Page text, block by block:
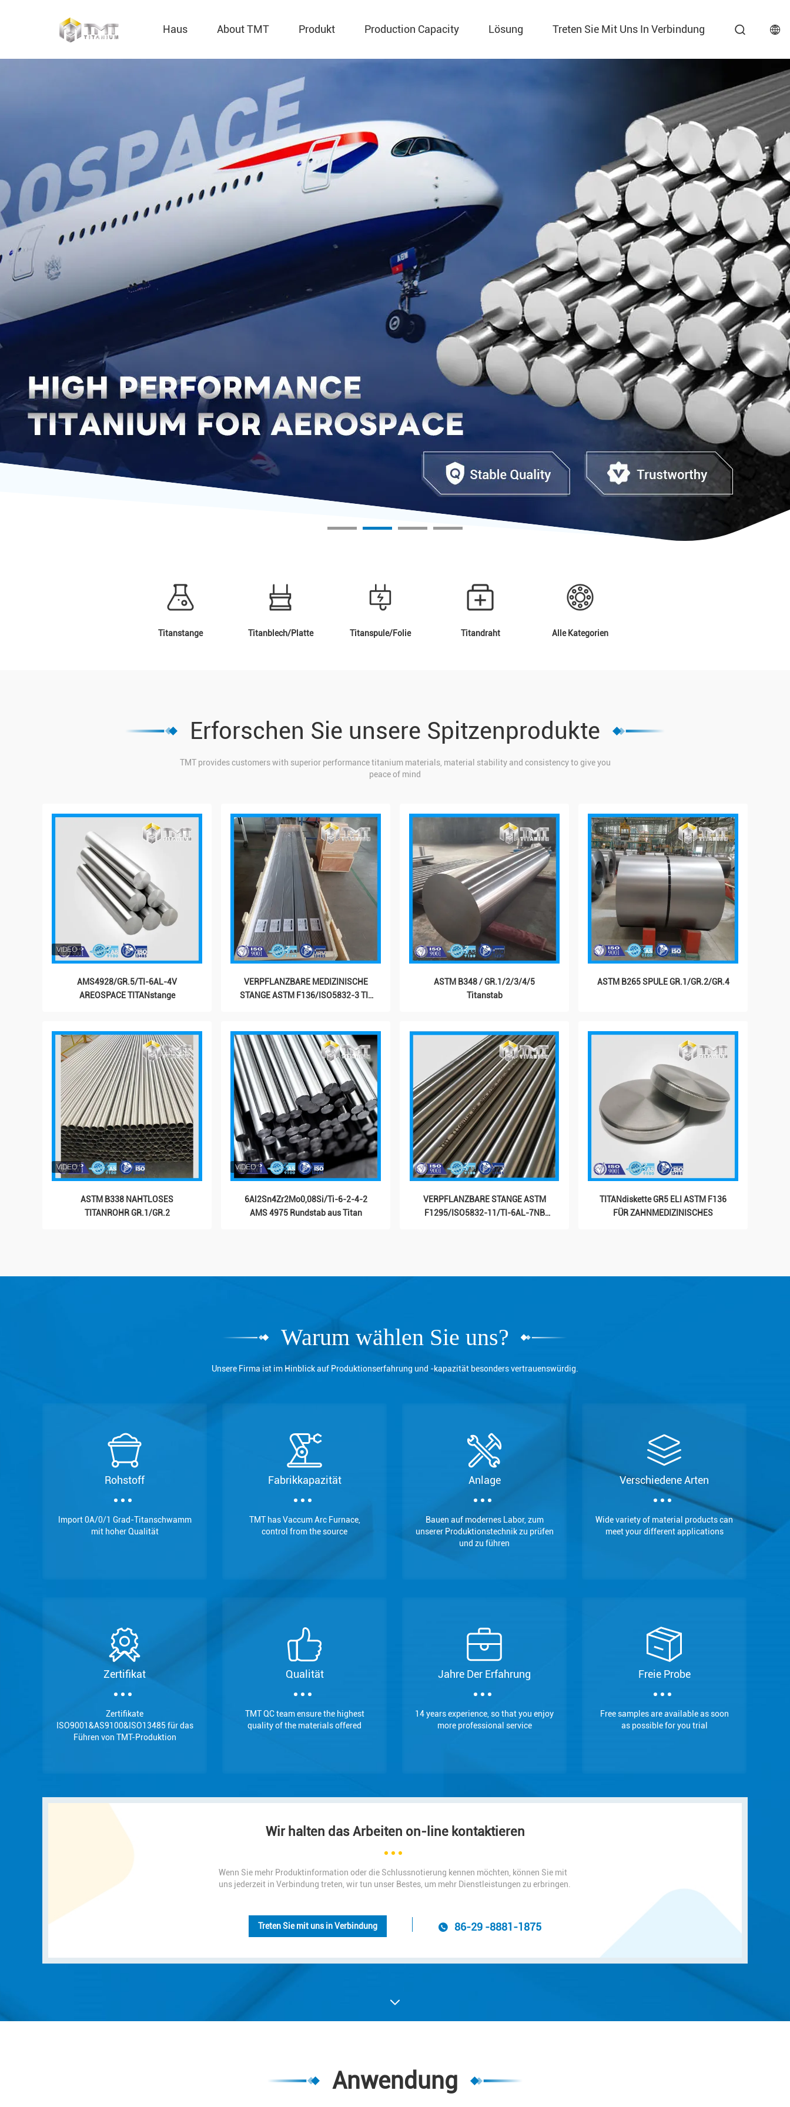
Haus About TMT Produkt Production Capacity Lösung Treten Sie Mit Uns In Verbindung
Titanstange Titanblech/Platte Titanspule/Folie Titandraht Alle Kategorien
Erforschen Sie unsere Spitzenprodukte
TMT provides customers with superior performance titanium materials, material stability and consistency to give you
peace of mind
AMS4928/GR.5/TI-6AL-4V
AREOSPACE TITANstange
VERPFLANZBARE MEDIZINISCHE
STANGE ASTM F136/ISO5832-3 TI-
ASTM B348 / GR.1/2/3/4/5
Titanstab
ASTM B265 SPULE GR.1/GR.2/GR.4
ASTM B338 NAHTLOSES
TITANROHR GR.1/GR.2
6Al2Sn4Zr2Mo0,08Si/Ti-6-2-4-2
AMS 4975 Rundstab aus Titan
VERPFLANZBARE STANGE ASTM
F1295/ISO5832-11/TI-6AL-7NB
TITANdiskette GR5 ELI ASTM F136
FÜR ZAHNMEDIZINISCHES
Warum wählen Sie uns?
Unsere Firma ist im Hinblick auf Produktionserfahrung und -kapazität besonders vertrauenswürdig.
Rohstoff
lmport 0A/0/1 Grad-Titanschwamm
mit hoher Qualität
Fabrikkapazität
TMT has Vaccum Arc Furnace,
control from the source
Anlage
Bauen auf modernes Labor, zum
unserer Produktionstechnik zu prüfen
und zu führen
Verschiedene Arten
Wide variety of material products can
meet your different applications
Zertifikat
Zertifikate
ISO9001&AS9100&ISO13485 für das
Führen von TMT-Produktion
Qualität
TMT QC team ensure the highest
quality of the materials offered
Jahre Der Erfahrung
14 years experience, so that you enjoy
more professional service
Freie Probe
Free samples are available as soon
as possible for you trial
Wir halten das Arbeiten on-line kontaktieren
Wenn Sie mehr Produktinformation oder die Schlussnotierung kennen möchten, können Sie mit
uns jederzeit in Verbindung treten, wir tun unser Bestes, um mehr Dienstleistungen zu erbringen.
Treten Sie mit uns in Verbindung 86-29 -8881-1875
Anwendung